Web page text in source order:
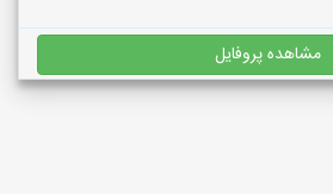
مشاهده پروفایل